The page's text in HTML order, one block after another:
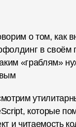
о том, как
в своём
«граблям»
которые
и читаемость